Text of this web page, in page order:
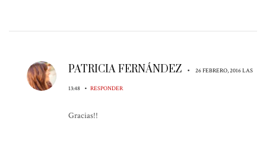
PATRICIA FERNÁNDEZ • 26 FEBRERO, 2016 LAS
13:48 • RESPONDER
Gracias!!